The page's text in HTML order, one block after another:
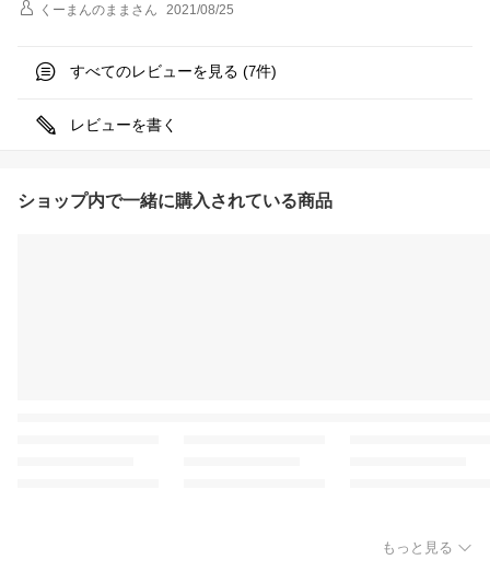
くーまんのまま さん 2021/08/25
すべてのレビューを見る (7件)
レビューを書く
ショップ内で一緒に購入されている商品
もっと見る